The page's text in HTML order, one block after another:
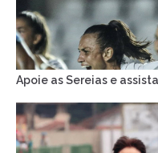
Apoie as Sereias e